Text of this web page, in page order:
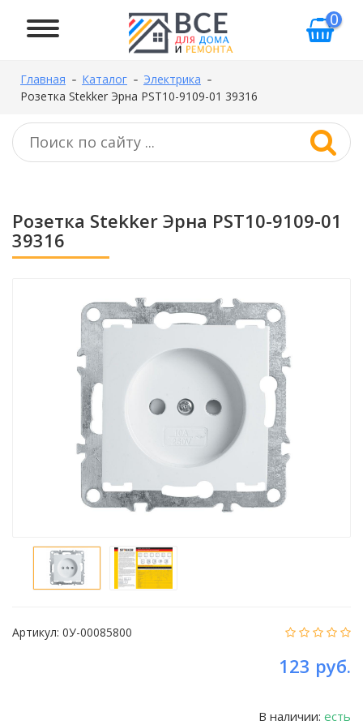
0
Главная Каталог
Электрика
Розетка Stekker Эрна PST10-9109-01 39316
Розетка Stekker Эрна PST10-9109-01
39316
Артикул: 0У-00085800
123 руб.
В наличии: есть